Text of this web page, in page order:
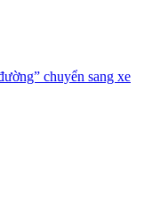
chuyển sang xe